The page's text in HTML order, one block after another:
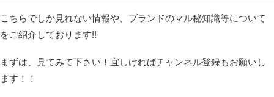
こちらでしか見れない情報や、ブランドのマル秘知識等について
をご紹介しております!!
まずは、見てみて下さい！宜しければチャンネル登録もお願いし
ます！！